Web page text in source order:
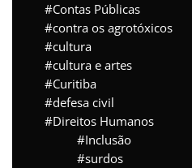
Contas Públicas
contra os agrotóxicos
cultura
cultura e artes
Curitiba
defesa civil
Direitos Humanos
Inclusão
surdos